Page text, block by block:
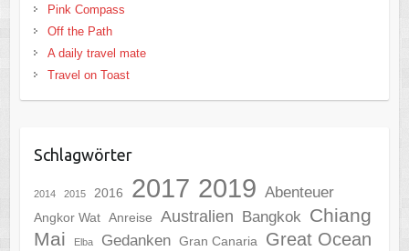
Pink Compass
Off the Path
A daily travel mate
Travel on Toast
Schlagwörter
2014 2015 2016 2017 2019 Abenteuer
Angkor Wat Anreise Australien Bangkok
Chiang
Mai
Elba Gedanken Gran Canaria
Great Ocean